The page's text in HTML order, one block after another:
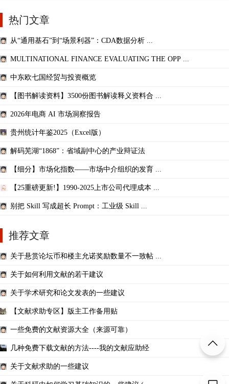
热门文章
从“通用基石”到“场景利器”：CDA数据分析 ...
MULTINATIONAL FINANCE EVALUATING THE OPP ...
中东欧七国经贸与投资概览
【图书解读资料】3500份图书解读释义资料合 ...
2026年电商 AI 市场洞察报告
贵州统计年鉴2025（Excel版）
解码芜湖“1868”：省域副中心的产业辩证法
【细分】市场化指数——市场中介组织的发育 ...
【25重磅更新!】1990-2025上市公司代理成本 ...
别把 Skill 写成超长 Prompt：工业级 Skill ...
推荐文章
关于悬赏论坛币和楼主允诺奖励数量不一致帖 ...
关于如何利用文献的若干建议
关于学术研究和论文发表的一些建议
【文献求助专区】版主工作备用贴
一些免费的文献资源大全（来源可靠）
几种免费下载文献的方法----我的文献应助经
关于文献求助的一些建议